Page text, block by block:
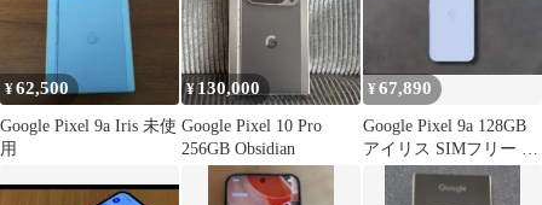
¥62,500
Google Pixel 9a Iris 未使
用
¥130,000
Google Pixel 10 Pro
256GB Obsidian
¥67,890
Google Pixel 9a 128GB
アイリス SIMフリー 美